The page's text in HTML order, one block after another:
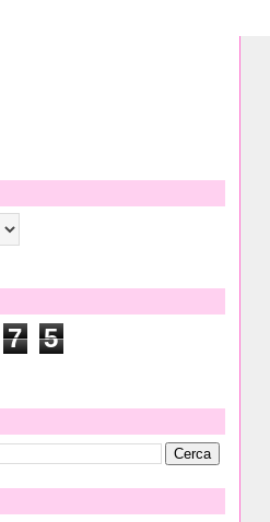
7 5